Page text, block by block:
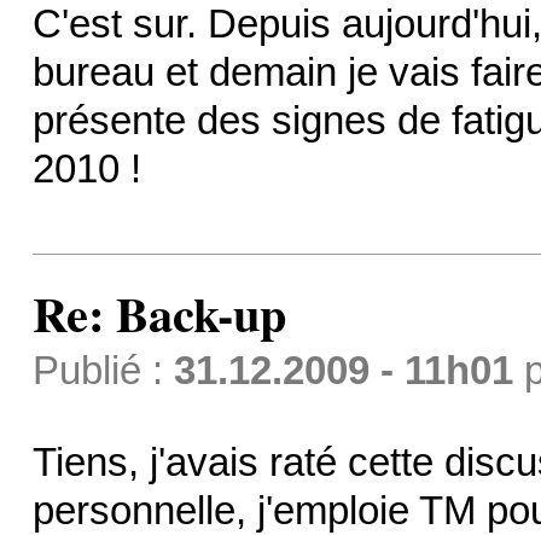
C'est sur. Depuis
bureau et demain je vais
présente des signes de
2010 !
Re: Back-up
Publié : 31.12.2009 - 11h01
Tiens, j'avais raté cette
personnelle, j'emploie TM